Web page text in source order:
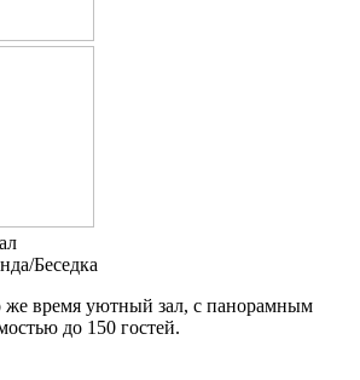
Беседка
время уютный зал, с панорамным
до 150 гостей.